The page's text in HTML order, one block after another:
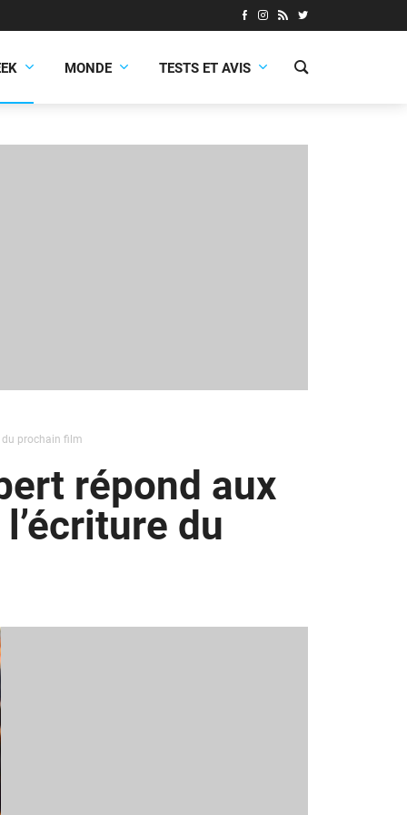
MONDE TESTS ET AVIS
du prochain film
répond aux
du